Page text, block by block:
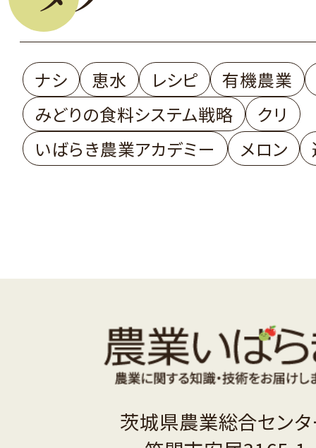
ナシ 恵水 レシピ
有機農業
みどりの食料システム戦略
クリ
いばらき農業アカデミー
メロン
茨城県農業総合セン